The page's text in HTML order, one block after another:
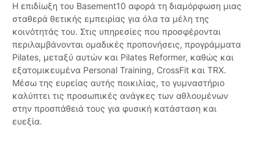
Η επιδίωξη του Basement10 αφορά τη διαμόρφωση μιας
σταθερά θετικής εμπειρίας για όλα τα μέλη της
κοινότητάς του. Στις υπηρεσίες που προσφέρονται
περιλαμβάνονται ομαδικές προπονήσεις, προγράμματα
Pilates, μεταξύ αυτών και Pilates Reformer, καθώς και
εξατομικευμένα Personal Training, CrossFit και TRX.
Μέσω της ευρείας αυτής ποικιλίας, το γυμναστήριο
καλύπτει τις προσωπικές ανάγκες των αθλουμένων
στην προσπάθειά τους για φυσική κατάσταση και
ευεξία.